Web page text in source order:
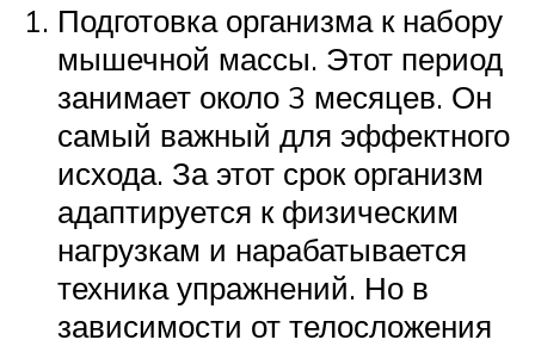
Подготовка организма к набору
мышечной массы. Этот период
занимает около 3 месяцев. Он
самый важный для эффектного
исхода. За этот срок организм
адаптируется к физическим
нагрузкам и нарабатывается
техника упражнений. Но в
зависимости от телосложения